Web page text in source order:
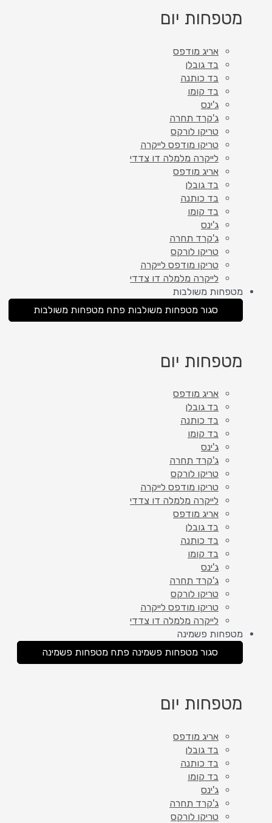
מטפחות יום
אריג מודפס
בד גובלן
בד כותנה
בד קומו
ג'ינס
ג'קרד תחרה
טריקו לורקס
טריקו מודפס לייקרה
לייקרה מלמלה דו צדדי
אריג מודפס
בד גובלן
בד כותנה
בד קומו
ג'ינס
ג'קרד תחרה
טריקו לורקס
טריקו מודפס לייקרה
לייקרה מלמלה דו צדדי
מטפחות משולבות
סגור מטפחות משולבות פתח מטפחות משולבות
מטפחות יום
אריג מודפס
בד גובלן
בד כותנה
בד קומו
ג'ינס
ג'קרד תחרה
טריקו לורקס
טריקו מודפס לייקרה
לייקרה מלמלה דו צדדי
אריג מודפס
בד גובלן
בד כותנה
בד קומו
ג'ינס
ג'קרד תחרה
טריקו לורקס
טריקו מודפס לייקרה
לייקרה מלמלה דו צדדי
מטפחות פשמינה
סגור מטפחות פשמינה פתח מטפחות פשמינה
מטפחות יום
אריג מודפס
בד גובלן
בד כותנה
בד קומו
ג'ינס
ג'קרד תחרה
טריקו לורקס